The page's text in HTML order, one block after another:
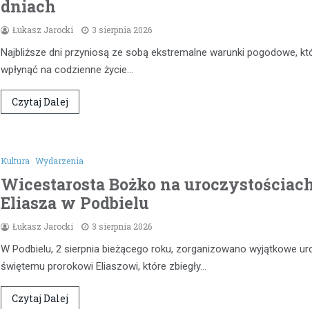
dniach
Łukasz Jarocki 3 sierpnia 2026
Najbliższe dni przyniosą ze sobą ekstremalne warunki pogodowe,
wpłynąć na codzienne życie…
Czytaj Dalej
Kultura Wydarzenia
Wicestarosta Bożko na
Eliasza w Podbielu
Łukasz Jarocki 3 sierpnia 2026
W Podbielu, 2 sierpnia bieżącego roku, zorganizowano wyjątkowe
świętemu prorokowi Eliaszowi, które zbiegły…
Czytaj Dalej